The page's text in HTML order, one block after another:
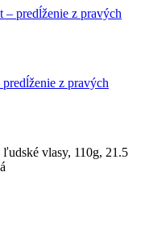
predĺženie z pravých
ľudské vlasy, 110g, 21.5